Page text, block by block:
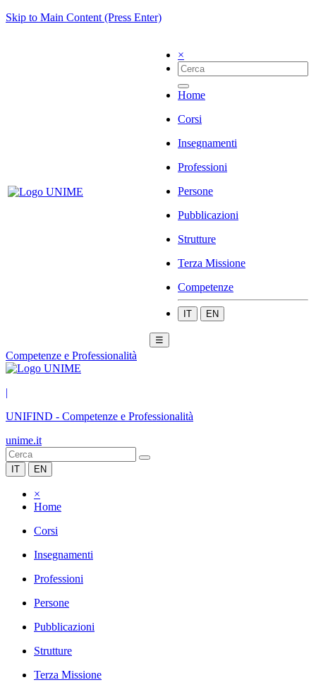
Skip to Main Content (Press Enter)
×
Home
Corsi
Insegnamenti
Professioni
Persone
Pubblicazioni
Strutture
Terza Missione
Competenze
IT EN
☰
Competenze e Professionalità
|
UNIFIND - Competenze e Professionalità
unime.it
IT EN
×
Home
Corsi
Insegnamenti
Professioni
Persone
Pubblicazioni
Strutture
Terza Missione